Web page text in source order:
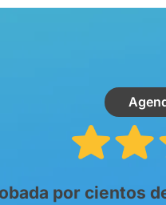
por cientos